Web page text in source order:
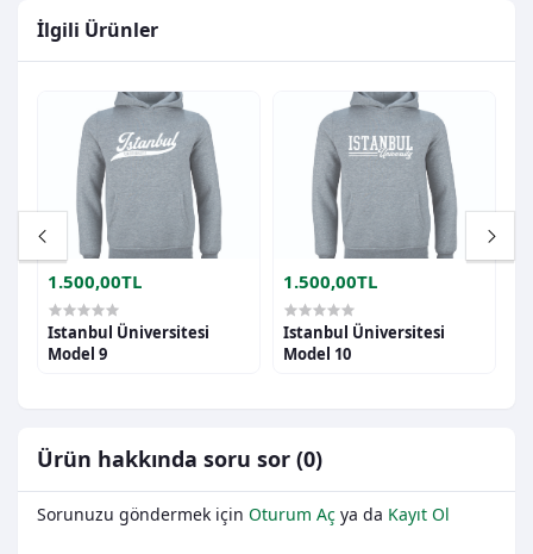
İlgili Ürünler
1.500,00TL
Istanbul Üniversitesi
Model 9
1.500,00TL
Istanbul Üniversitesi
Model 10
Ürün hakkında soru sor (0)
Sorunuzu göndermek için Oturum Aç ya da Kayıt Ol